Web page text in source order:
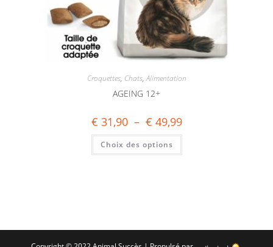
Croquettes, Chats,Alimentation
AGEING 12+
€ 31,90 – € 49,99
Choix des options